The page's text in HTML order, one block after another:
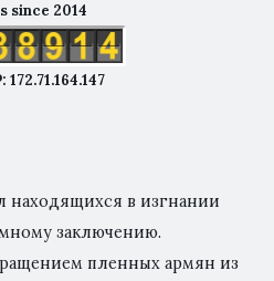
since 2014
172.71.164.147
находящихся в изгнании
заключению.
пленных армян из